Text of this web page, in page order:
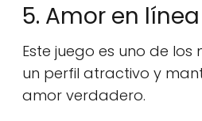
5. Amor en línea
Este juego es uno de
un perfil atractivo y
amor verdadero.